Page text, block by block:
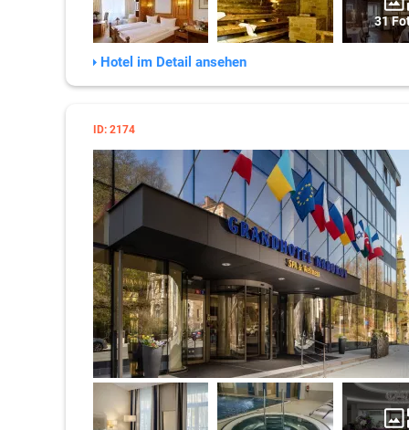
31
Hotel im Detail ansehen
ID: 2174